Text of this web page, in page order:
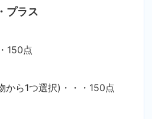
プラス
150点
から1つ選択)・・・150点